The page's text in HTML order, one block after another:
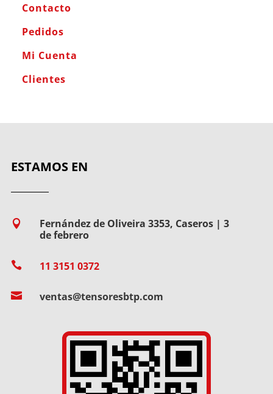
Contacto
Pedidos
Mi Cuenta
Clientes
ESTAMOS EN

Fernández de Oliveira 3353, Caseros | 3
de febrero
 11 3151 0372
 ventas@tensoresbtp.com